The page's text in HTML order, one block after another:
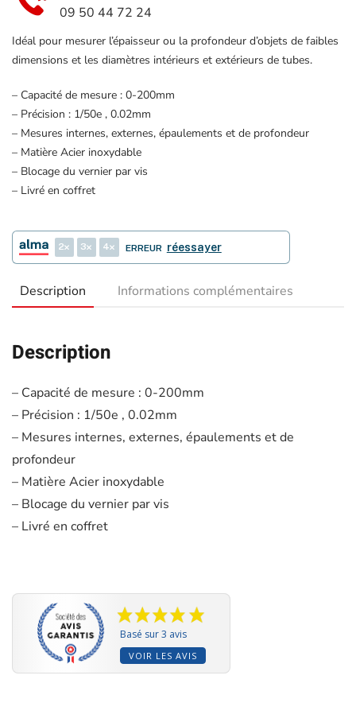
09 50 44 72 24
Idéal pour mesurer l’épaisseur ou la profondeur d’objets de faibles
dimensions et les diamètres intérieurs et extérieurs de tubes.
– Capacité de mesure : 0-200mm
– Précision : 1/50e , 0.02mm
– Mesures internes, externes, épaulements et de profondeur
– Matière Acier inoxydable
– Blocage du vernier par vis
– Livré en coffret
2 3 4 ERREUR réessayer
Description Informations complémentaires
Description
– Capacité de mesure : 0-200mm
– Précision : 1/50e , 0.02mm
– Mesures internes, externes, épaulements et de
profondeur
– Matière Acier inoxydable
– Blocage du vernier par vis
– Livré en coffret
Basé sur 3 avis
VOIR LES AVIS